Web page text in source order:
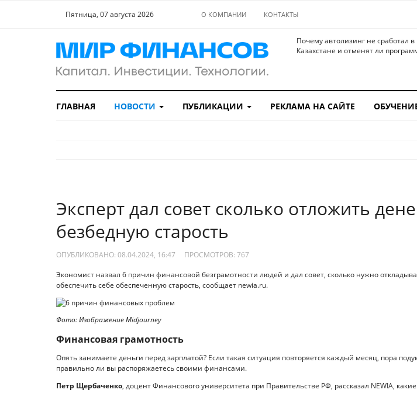
Пятница, 07 августа 2026 О КОМПАНИИ КОНТАКТЫ
Почему автолизинг не сработал в
Казахстане и отменят ли
ГЛАВНАЯ НОВОСТИ ПУБЛИКАЦИИ РЕКЛАМА НА САЙТЕ
Эксперт дал совет сколько отложить
безбедную старость
ОПУБЛИКОВАНО: 08.04.2024, 16:47 ПРОСМОТРОВ: 767
Экономист назвал 6 причин финансовой безграмотности людей и дал совет, сколько нужно
обеспечить себе обеспеченную старость, сообщает newia.ru.
Фото: Изображение Midjourney
Финансовая грамотность
Опять занимаете деньги перед зарплатой? Если такая ситуация повторяется каждый месяц, пора
правильно ли вы распоряжаетесь своими финансами.
Петр Щербаченко, доцент Финансового университета при Правительстве РФ, рассказал NEWIA,